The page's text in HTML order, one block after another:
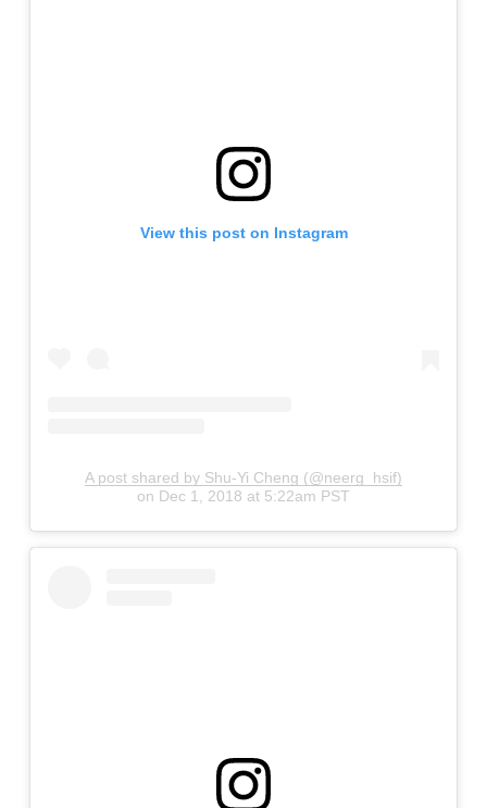
View this post on Instagram
A post shared by Shu-Yi Cheng (@neerg_hsif)
on Dec 1, 2018 at 5:22am PST